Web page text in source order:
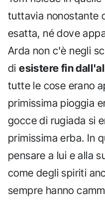
tuttavia nonostante
esatta, né dove
Arda non c'è negli
diesistere fin
tutte le cose erano
primissima pioggia
gocce di rugiada si
primissima erba. In
pensare a lui e alla
come degli spiriti
sempre hanno